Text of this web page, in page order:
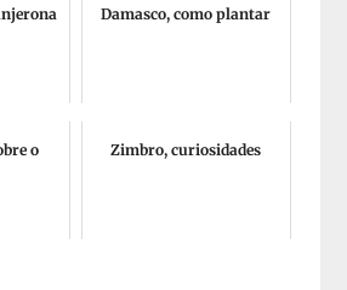
Damasco, como plantar
o
Zimbro, curiosidades